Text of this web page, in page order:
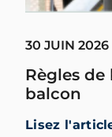
30 JUIN 2026
Règles
balcon
Lisez